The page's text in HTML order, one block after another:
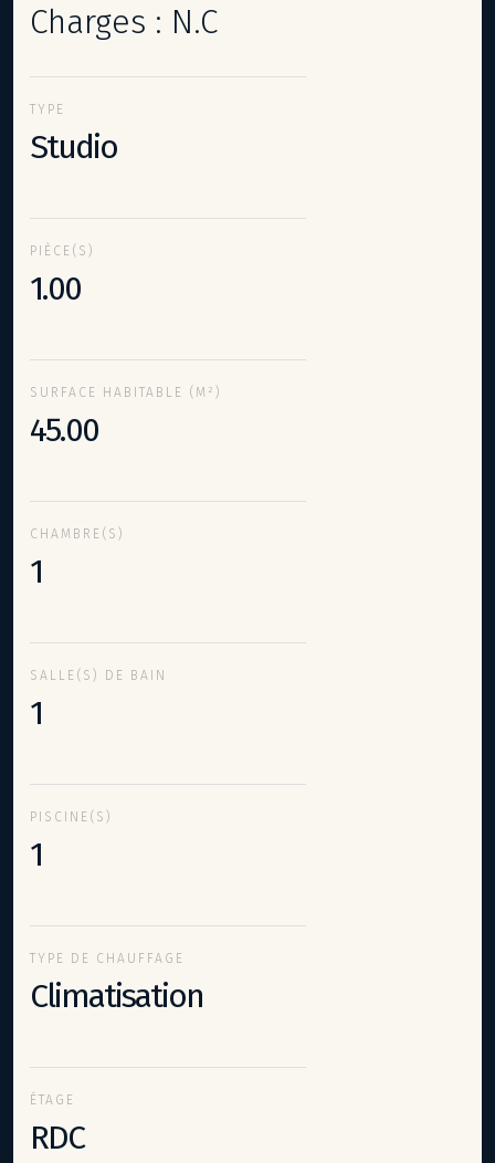
Charges : N.C
TYPE
Studio
PIÈCE(S)
1.00
SURFACE HABITABLE (M²)
45.00
CHAMBRE(S)
1
SALLE(S) DE BAIN
1
PISCINE(S)
1
TYPE DE CHAUFFAGE
Climatisation
ÉTAGE
RDC